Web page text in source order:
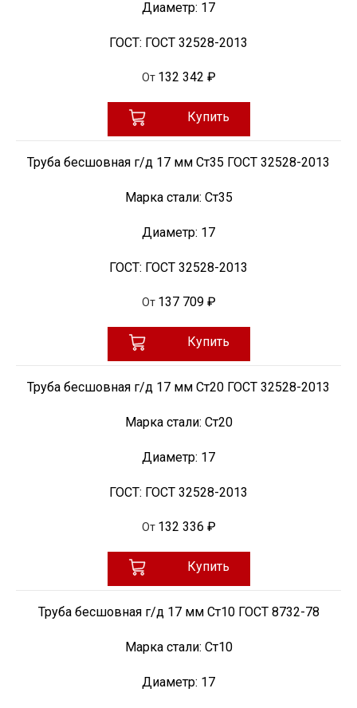
Диаметр: 17
ГОСТ: ГОСТ 32528-2013
От 132 342 ₽
Купить
Труба бесшовная г/д 17 мм Ст35 ГОСТ 32528-2013
Марка стали: Ст35
Диаметр: 17
ГОСТ: ГОСТ 32528-2013
От 137 709 ₽
Купить
Труба бесшовная г/д 17 мм Ст20 ГОСТ 32528-2013
Марка стали: Ст20
Диаметр: 17
ГОСТ: ГОСТ 32528-2013
От 132 336 ₽
Купить
Труба бесшовная г/д 17 мм Ст10 ГОСТ 8732-78
Марка стали: Ст10
Диаметр: 17